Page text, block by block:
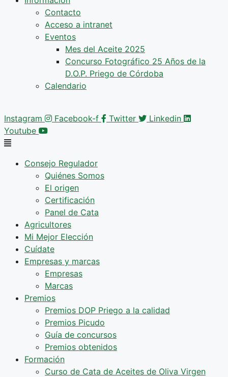
Contacto
Acceso a intranet
Eventos
Mes del Aceite 2025
Concurso Fotográfico 25 Años de la
D.O.P. Priego de Córdoba
Calendario
Instagram Facebook-f Twitter
Linkedin
Youtube
Consejo Regulador
Quiénes Somos
El origen
Certificación
Panel de Cata
Agricultores
Mi Mejor Elección
Cuídate
Empresas y marcas
Empresas
Marcas
Premios
Premios DOP Priego a la calidad
Premios Picudo
Guía de concursos
Premios obtenidos
Formación
Curso de Cata de Aceites de Oliva Virgen